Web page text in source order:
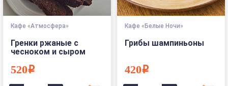
Кафе «Атмосфера»
Гренки ржаные с
чесноком и сыром
520i
Кафе «Белые Ночи»
Грибы шампиньоны
420i